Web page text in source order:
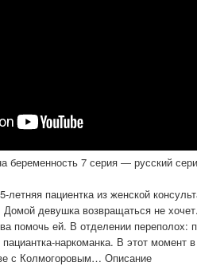
беременность 7 серия — русский
пациентка из женской
девушка возвращаться не
помочь ей. В отделении переполох:
наркоманка. В этот момент
с Колмогоровым… Описание